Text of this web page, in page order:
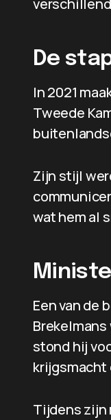
De
In 2021
Tweede
Zijn stijl
wat hem al
Een van de
stond hij
krijgsmacht
Tijdens zijn